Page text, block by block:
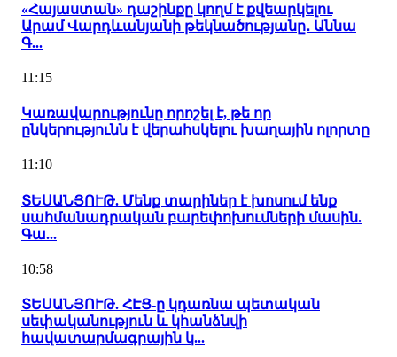
«Հայաստան» դաշինքը կողմ է քվեարկելու
Արամ Վարդևանյանի թեկնածությանը․ Աննա
Գ...
11:15
Կառավարությունը որոշել է, թե որ
ընկերությունն է վերահսկելու խաղային ոլորտը
11:10
ՏԵՍԱՆՅՈՒԹ. Մենք տարիներ է խոսում ենք
սահմանադրական բարեփոխումների մասին.
Գա...
10:58
ՏԵՍԱՆՅՈՒԹ. ՀԷՑ-ը կդառնա պետական
սեփականություն և կհանձնվի
հավատարմագրային կ...